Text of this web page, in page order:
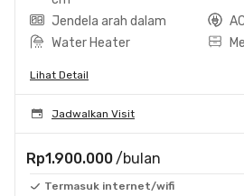
Jendela arah dalam
Water Heater
Lihat Detail
Jadwalkan Visit
Rp1.900.000 /bulan
Termasuk internet/wifi